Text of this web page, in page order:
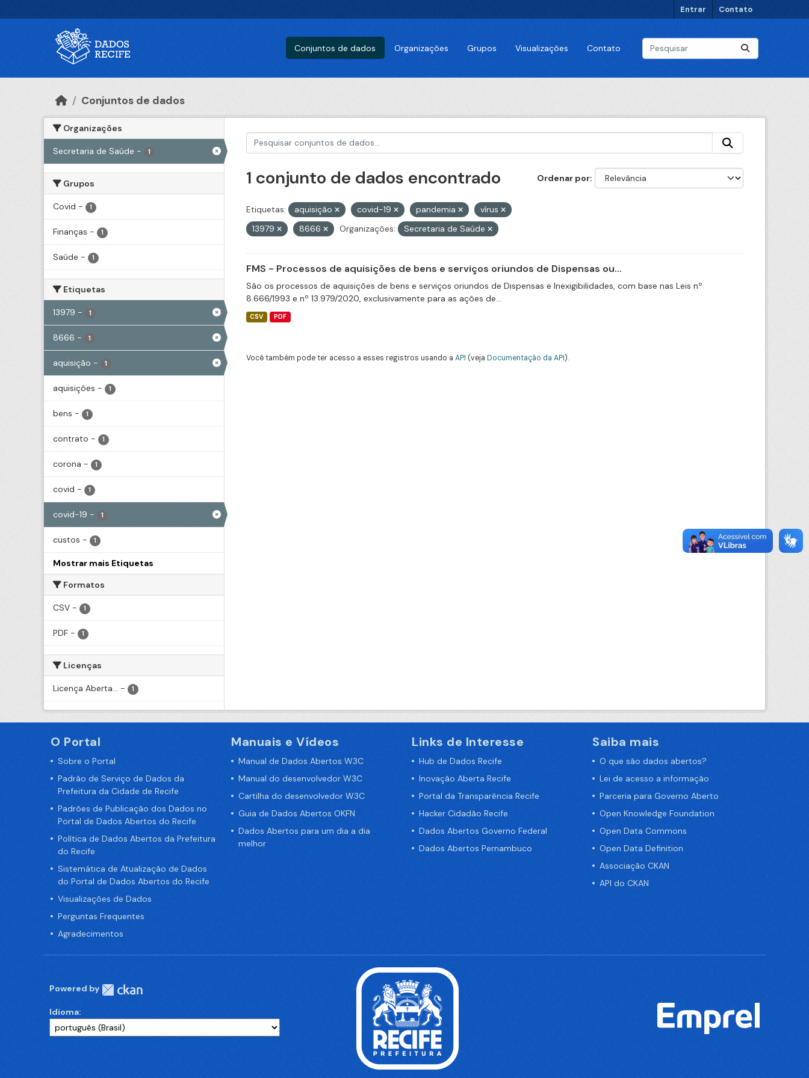
Entrar Contato
Conjuntos de dados Organizações Grupos Visualizações Contato
Conjuntos de dados
Organizações
Secretaria de Saúde - 1
Grupos
Covid - 1
Finanças - 1
Saúde - 1
Etiquetas
13979 - 1
8666 - 1
aquisição - 1
aquisições - 1
bens - 1
contrato - 1
corona - 1
covid - 1
covid-19 - 1
custos - 1
Mostrar mais Etiquetas
Formatos
CSV - 1
PDF - 1
Licenças
Licença Aberta... - 1
Ordenar por
1 conjunto de dados encontrado
Etiquetas: aquisição covid-19 pandemia
vírus
13979
8666 Organizações: Secretaria de Saúde
FMS - Processos de aquisições de bens e serviços oriundos de Dispensas ou...
São os processos de aquisições de bens e serviços oriundos de Dispensas e Inexigibilidades, com base nas Leis nº
8.666/1993 e nº 13.979/2020, exclusivamente para as ações de...
CSV PDF
Você também pode ter acesso a esses registros usando a API (veja Documentação da API).
O Portal
Sobre o Portal
Padrão de Serviço de Dados da
Prefeitura da Cidade de Recife
Padrões de Publicação dos Dados no
Portal de Dados Abertos do Recife
Política de Dados Abertos da Prefeitura
do Recife
Sistemática de Atualização de Dados
do Portal de Dados Abertos do Recife
Visualizações de Dados
Perguntas Frequentes
Agradecimentos
Manuais e Vídeos
Manual de Dados Abertos W3C
Manual do desenvolvedor W3C
Cartilha do desenvolvedor W3C
Guia de Dados Abertos OKFN
Dados Abertos para um dia a dia
melhor
Links de Interesse
Hub de Dados Recife
Inovação Aberta Recife
Portal da Transparência Recife
Hacker Cidadão Recife
Dados Abertos Governo Federal
Dados Abertos Pernambuco
Saiba mais
O que são dados abertos?
Lei de acesso a informação
Parceria para Governo Aberto
Open Knowledge Foundation
Open Data Commons
Open Data Definition
Associação CKAN
API do CKAN
Powered by
Idioma